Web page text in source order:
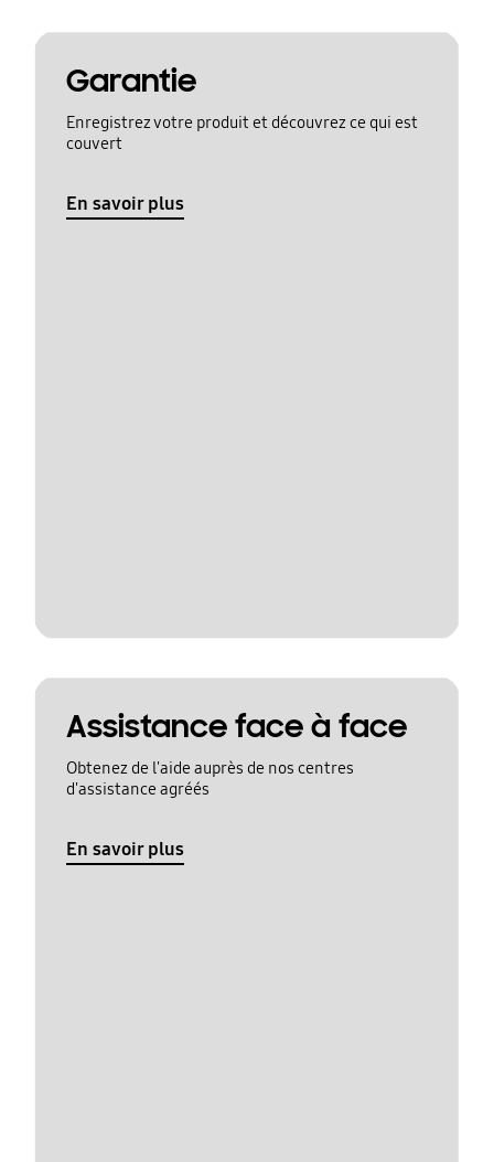
Garantie
Enregistrez votre produit et découvrez ce qui est
couvert
En savoir plus
Assistance face à face
Obtenez de l'aide auprès de nos centres
d'assistance agréés
En savoir plus